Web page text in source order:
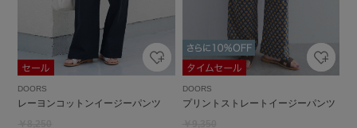
DOORS
レーヨンコットンイージーパンツ
DOORS
プリントストレートイージーパンツ